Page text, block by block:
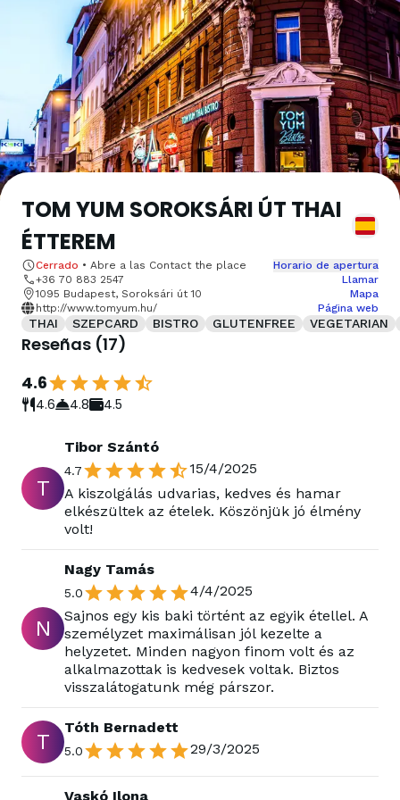
TOM YUM SOROKSÁRI ÚT THAI
ÉTTEREM
Cerrado • Abre a las Contact the place
Horario de apertura
+36 70 883 2547
Llamar
1095 Budapest, Soroksári út 10
Mapa
http://www.tomyum.hu/
Página web
THAI SZEPCARD BISTRO GLUTENFREE VEGETARIAN
Reseñas (17)
4.6
4.6 4.8 4.5
T
Tibor Szántó
4.7
15/4/2025
A kiszolgálás udvarias, kedves és hamar
elkészültek az ételek. Köszönjük jó élmény
volt!
N
Nagy Tamás
5.0
4/4/2025
Sajnos egy kis baki történt az egyik étellel. A
személyzet maximálisan jól kezelte a
helyzetet. Minden nagyon finom volt és az
alkalmazottak is kedvesek voltak. Biztos
visszalátogatunk még párszor.
T
Tóth Bernadett
5.0 29/3/2025
Vaskó Ilona